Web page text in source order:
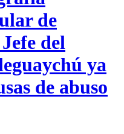
de
del
ya
de abuso